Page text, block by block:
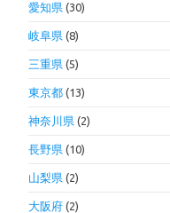
愛知県 (30)
岐阜県 (8)
三重県 (5)
東京都 (13)
神奈川県 (2)
長野県 (10)
山梨県 (2)
大阪府 (2)